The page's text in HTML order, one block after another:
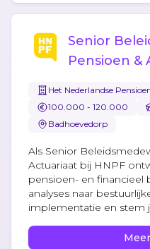
Senior
Pensioen &
Het Nederlandse
100.000 - 120.000
Badhoevedorp
Als Senior
Actuariaat bij HNPF
pensioen- en financieel
analyses naar
implementatie en stem